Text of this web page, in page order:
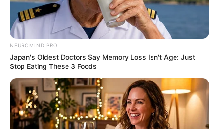
BRAINBERRIES
NEUROMIND PRO
Japan's Oldest Doctors Say Memory Loss Isn't Age: Just
Stop Eating These 3 Foods